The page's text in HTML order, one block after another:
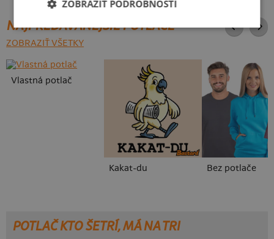
NAJPREDÁVANEJŠIE POTLAČE
ZOBRAZIŤ VŠETKY
Vlastná potlač
Kakat-du Bez potlače
POTLAČ KTO ŠETRÍ, MÁ NA TRI
ZOBRAZIŤ PODROBNOSTI